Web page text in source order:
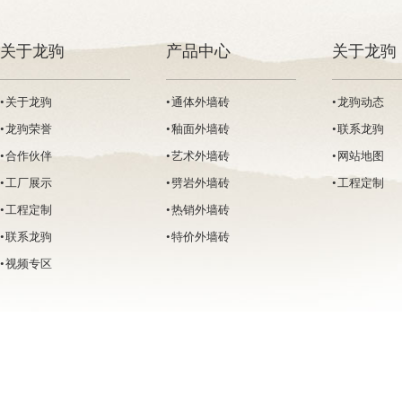
关于龙驹
• 关于龙驹
• 龙驹荣誉
• 合作伙伴
• 工厂展示
• 工程定制
• 联系龙驹
• 视频专区
产品中心
• 通体外墙砖
• 釉面外墙砖
• 艺术外墙砖
• 劈岩外墙砖
• 热销外墙砖
• 特价外墙砖
关于龙驹
• 龙驹动态
• 联系龙驹
• 网站地图
• 工程定制